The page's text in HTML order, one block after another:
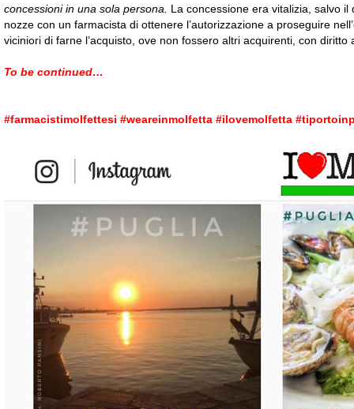
concessioni in una sola persona.
La concessione era vitalizia, salvo
nozze con un farmacista di ottenere l’autorizzazione a proseguire
viciniori di farne l’acquisto, ove non fossero altri acquirenti, con
To be continued…
#farmacistimolfettesi #weareinmolfetta #ilovemolfetta